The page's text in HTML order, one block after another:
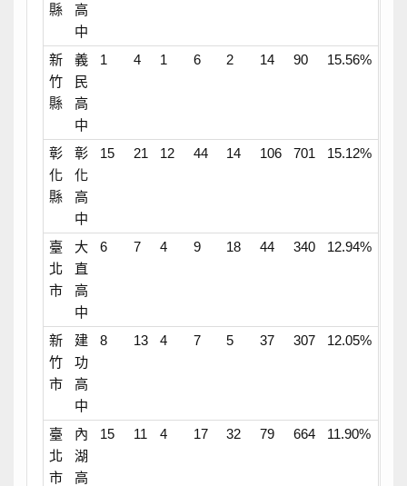
縣
高
中
新
竹
縣
義
民
高
中
1 4 1 6 2 14 90 15.56%
彰
化
縣
彰
化
高
中
15 21 12 44 14 106 701 15.12%
臺
北
市
大
直
高
中
6 7 4 9 18 44 340 12.94%
新
竹
市
建
功
高
中
8 13 4 7 5 37 307 12.05%
臺
北
市
內
湖
高
15 11 4 17 32 79 664 11.90%